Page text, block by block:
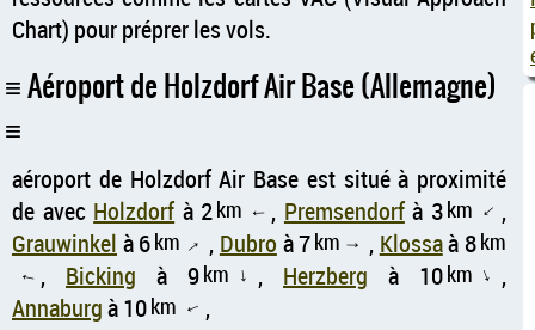
Chart) pour préprer les vols.
Aéroport de Holzdorf Air Base (Allemagne)
aéroport de Holzdorf Air Base est situé à proximité
de avec Holzdorfà 2km ↑ , Premsendorfà 3km ↑ ,
Grauwinkel à 6km ↑ , Dubro à 7km ↑ , Klossaà 8km
↑ , Bicking à 9km ↑ , Herzberg à 10km ↑ ,
Annaburgà 10km ↑ ,